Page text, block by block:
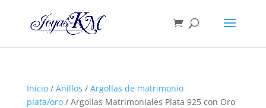
Inicio/ Anillos / Argollas de matrimonio
plata/oro/ Argollas Matrimoniales Plata 925 con Oro